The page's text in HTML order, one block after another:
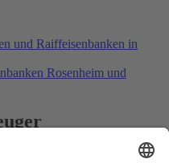
Rosenheim und